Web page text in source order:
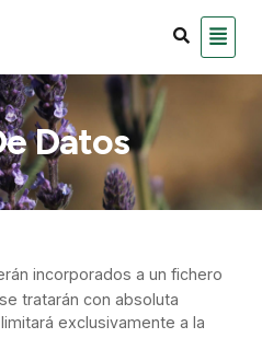
Datos
incorporados a un fichero
tratarán con absoluta
exclusivamente a la